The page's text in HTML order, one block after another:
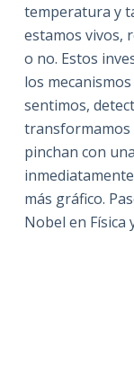
temperatura y
estamos vivos,
o no. Estos
los
sentimos,
transformamos
pinchan con
más gráfico.
Nobel en Física